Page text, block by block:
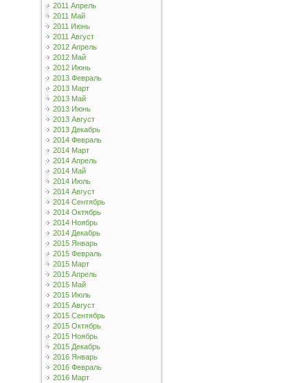
2011 Апрель
2011 Май
2011 Июнь
2011 Август
2012 Апрель
2012 Май
2012 Июнь
2013 Февраль
2013 Март
2013 Май
2013 Июнь
2013 Август
2013 Декабрь
2014 Февраль
2014 Март
2014 Апрель
2014 Май
2014 Июль
2014 Август
2014 Сентябрь
2014 Октябрь
2014 Ноябрь
2014 Декабрь
2015 Январь
2015 Февраль
2015 Март
2015 Апрель
2015 Май
2015 Июль
2015 Август
2015 Сентябрь
2015 Октябрь
2015 Ноябрь
2015 Декабрь
2016 Январь
2016 Февраль
2016 Март